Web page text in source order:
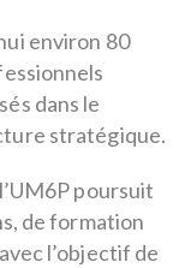
environ 80
dans le
stratégique.
poursuit
de formation
l’objectif de